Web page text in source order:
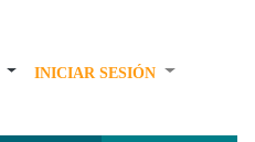
INICIAR SESIÓN